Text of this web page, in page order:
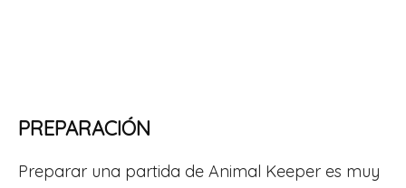
PREPARACIÓN
Preparar una partida de Animal Keeper es muy